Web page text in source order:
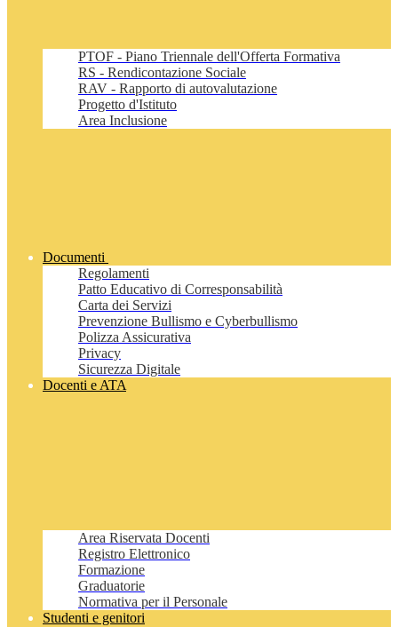
PTOF - Piano Triennale dell'Offerta Formativa
RS - Rendicontazione Sociale
RAV - Rapporto di autovalutazione
Progetto d'Istituto
Area Inclusione
Documenti
Regolamenti
Patto Educativo di Corresponsabilità
Carta dei Servizi
Prevenzione Bullismo e Cyberbullismo
Polizza Assicurativa
Privacy
Sicurezza Digitale
Docenti e ATA
Area Riservata Docenti
Registro Elettronico
Formazione
Graduatorie
Normativa per il Personale
Studenti e genitori